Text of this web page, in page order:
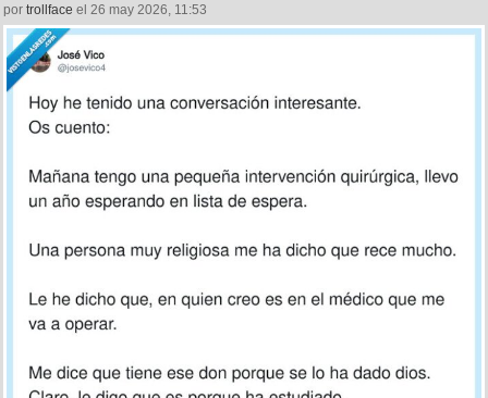
por trollface el 26 may 2026, 11:53